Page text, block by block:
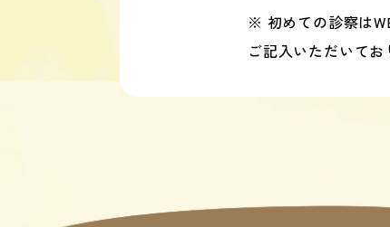
※ 初めての診察は
ご記入いただいてお